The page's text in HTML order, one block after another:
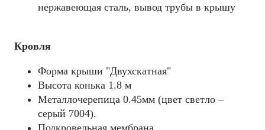
нержавеющая сталь, вывод трубы в крышу
Кровля
Форма крыши "Двухскатная"
Высота конька 1.8 м
Металлочерепица 0.45мм (цвет светло –
серый 7004).
Подкровельная мембрана.